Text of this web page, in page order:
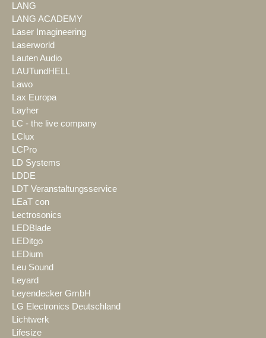
LANG
LANG ACADEMY
Laser Imagineering
Laserworld
Lauten Audio
LAUTundHELL
Lawo
Lax Europa
Layher
LC - the live company
LClux
LCPro
LD Systems
LDDE
LDT Veranstaltungsservice
LEaT con
Lectrosonics
LEDBlade
LEDitgo
LEDium
Leu Sound
Leyard
Leyendecker GmbH
LG Electronics Deutschland
Lichtwerk
Lifesize